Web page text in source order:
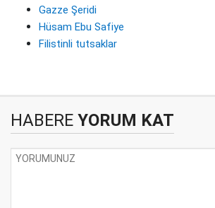
Gazze Şeridi
Hüsam Ebu Safiye
Filistinli tutsaklar
HABERE YORUM KAT